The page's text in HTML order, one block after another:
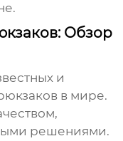
Обзор
и
в мире.
решениями.